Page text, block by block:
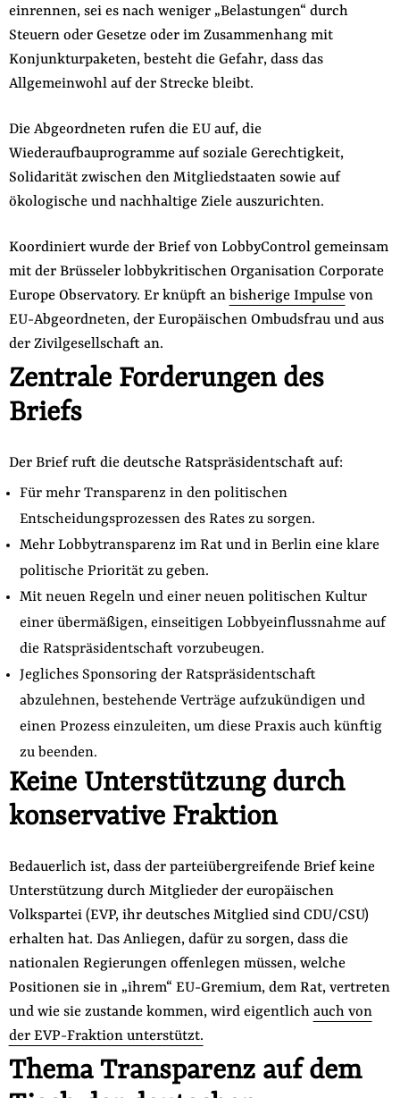
einrennen, sei es nach weniger „Belastungen“ durch
Steuern oder Gesetze oder im Zusammenhang mit
Konjunkturpaketen, besteht die Gefahr, dass das
Allgemeinwohl auf der Strecke bleibt.
Die Abgeordneten rufen die EU auf, die
Wiederaufbauprogramme auf soziale Gerechtigkeit,
Solidarität zwischen den Mitgliedstaaten sowie auf
ökologische und nachhaltige Ziele auszurichten.
Koordiniert wurde der Brief von LobbyControl gemeinsam
mit der Brüsseler lobbykritischen Organisation Corporate
Europe Observatory. Er knüpft an bisherige Impulsevon
EU-Abgeordneten, der Europäischen Ombudsfrau und aus
der Zivilgesellschaft an.
Zentrale Forderungen des
Briefs
Der Brief ruft die deutsche Ratspräsidentschaft auf:
Für mehr Transparenz in den politischen
Entscheidungsprozessen des Rates zu sorgen.
Mehr Lobbytransparenz im Rat und in Berlin eine klare
politische Priorität zu geben.
Mit neuen Regeln und einer neuen politischen Kultur
einer übermäßigen, einseitigen Lobbyeinflussnahme auf
die Ratspräsidentschaft vorzubeugen.
Jegliches Sponsoring der Ratspräsidentschaft
abzulehnen, bestehende Verträge aufzukündigen und
einen Prozess einzuleiten, um diese Praxis auch künftig
zu beenden.
Keine Unterstützung durch
konservative Fraktion
Bedauerlich ist, dass der parteiübergreifende Brief keine
Unterstützung durch Mitglieder der europäischen
Volkspartei (EVP, ihr deutsches Mitglied sind CDU/CSU)
erhalten hat. Das Anliegen, dafür zu sorgen, dass die
nationalen Regierungen offenlegen müssen, welche
Positionen sie in „ihrem“ EU-Gremium, dem Rat, vertreten
und wie sie zustande kommen, wird eigentlich auch von
der EVP-Fraktion unterstützt.
Thema Transparenz auf dem